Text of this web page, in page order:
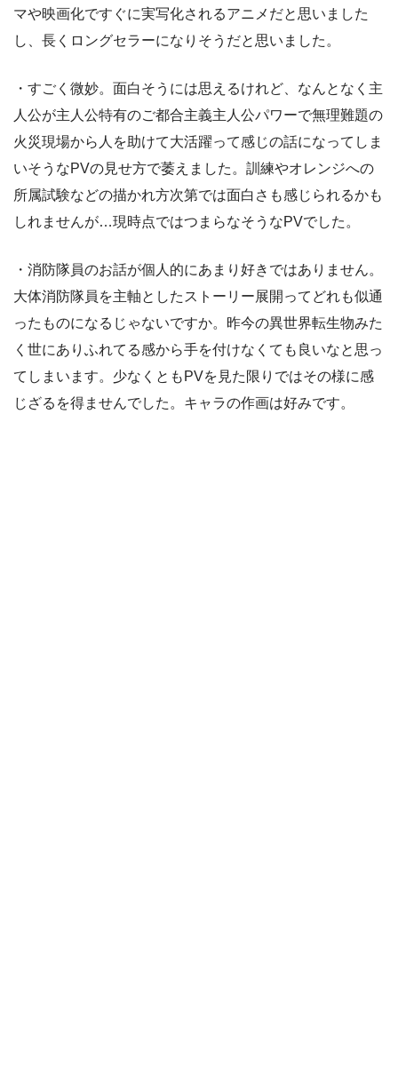
マや映画化ですぐに実写化されるアニメだと思いました
し、長くロングセラーになりそうだと思いました。
・すごく微妙。面白そうには思えるけれど、なんとなく主
人公が主人公特有のご都合主義主人公パワーで無理難題の
火災現場から人を助けて大活躍って感じの話になってしま
いそうなPVの見せ方で萎えました。訓練やオレンジへの
所属試験などの描かれ方次第では面白さも感じられるかも
しれませんが…現時点ではつまらなそうなPVでした。
・消防隊員のお話が個人的にあまり好きではありません。
大体消防隊員を主軸としたストーリー展開ってどれも似通
ったものになるじゃないですか。昨今の異世界転生物みた
く世にありふれてる感から手を付けなくても良いなと思っ
てしまいます。少なくともPVを見た限りではその様に感
じざるを得ませんでした。キャラの作画は好みです。